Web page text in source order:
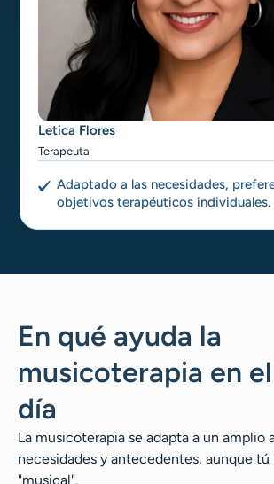
Letica Flores
Terapeuta
Adaptado a las necesidades,
objetivos terapéuticos individuales.
En qué ayuda la
musicoterapia en
día
La musicoterapia se adapta a un amplio
necesidades y antecedentes, aunque
"musical".